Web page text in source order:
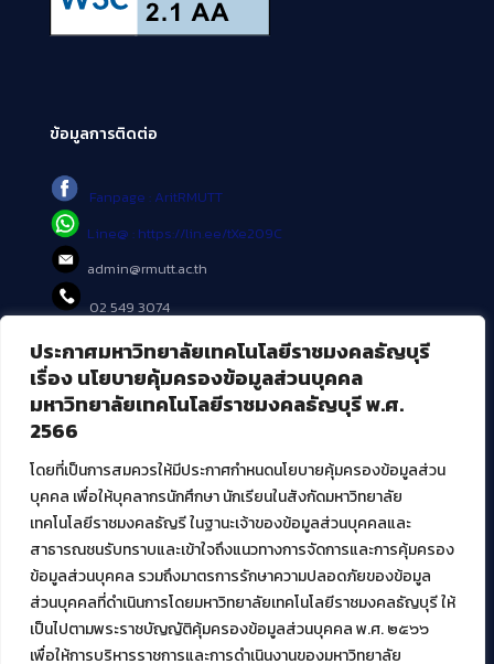
ประกาศมหาวิทยาลัยเทคโนโลยีราชมงคลธัญบุรี
เรื่อง นโยบายคุ้มครองข้อมูลส่วนบุคคล
มหาวิทยาลัยเทคโนโลยีราชมงคลธัญบุรี พ.ศ.
2566
โดยที่เป็นการสมควรให้มีประกาศกำหนดนโยบายคุ้มครองข้อมูลส่วน
บุคคล เพื่อให้บุคลากรนักศึกษา นักเรียนในสังกัดมหาวิทยาลัย
เทคโนโลยีราชมงคลธัญรี ในฐานะเจ้าของข้อมูลส่วนบุคคลและ
สาธารณชนรับทราบและเข้าใจถึงแนวทางการจัดการและการคุ้มครอง
ข้อมูลส่วนบุคคล รวมถึงมาตรการรักษาความปลอดภัยของข้อมูล
ส่วนบุคคลที่ดำเนินการโดยมหาวิทยาลัยเทคโนโลยีราชมงคลธัญบุรี ให้
เป็นไปตามพระราชบัญญัติคุ้มครองข้อมูลส่วนบุคคล พ.ศ. ๒๕๖๖
เพื่อให้การบริหารราชการและการดำเนินงานของมหาวิทยาลัย
ข้อมูลการติดต่อ
Fanpage : AritRMUTT
Line@ : https://lin.ee/tXe209C
admin@rmutt.ac.th
02 549 3074
บริการอื่นๆ ของ สวส.
ศูนย์สื่อดิจิทัล
ศูนย์นวัตกรรมและความรู้
สมัยใหม่ (MoSeC)
งานบริการวิชาการให้กับหน่วยงานภายนอก
โครงการส่งเสริมและพัฒนาผู้ประกอบการ SME โดย. มทร.ธัญบุรี
กิจกรรมการเชื่อมโยงเครือข่ายผู้ให้บริการเครื่องจักรกลทางการ
เกษตร ภายใต้โครงการส่งเสริมการรแปรรูปสินค้าเกษตรระดับชุมชน